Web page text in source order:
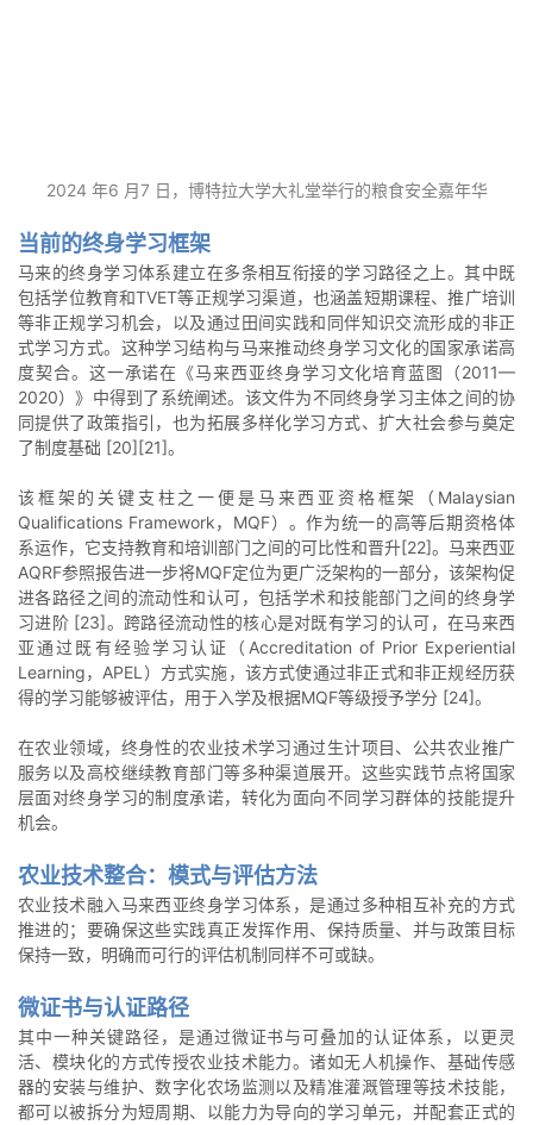
2024 年6 月7 日，博特拉大学大礼堂举行的粮食安全嘉年华
当前的终身学习框架
马来的终身学习体系建立在多条相互衔接的学习路径之上。其中既
包括学位教育和TVET等正规学习渠道，也涵盖短期课程、推广培训
等非正规学习机会，以及通过田间实践和同伴知识交流形成的非正
式学习方式。这种学习结构与马来推动终身学习文化的国家承诺高
度契合。这一承诺在《马来西亚终身学习文化培育蓝图（2011—
2020）》中得到了系统阐述。该文件为不同终身学习主体之间的协
同提供了政策指引，也为拓展多样化学习方式、扩大社会参与奠定
了制度基础 [20][21]。
该框架的关键支柱之一便是马来西亚资格框架（Malaysian
Qualifications Framework，MQF）。作为统一的高等后期资格体
系运作，它支持教育和培训部门之间的可比性和晋升[22]。马来西亚
AQRF参照报告进一步将MQF定位为更广泛架构的一部分，该架构促
进各路径之间的流动性和认可，包括学术和技能部门之间的终身学
习进阶 [23]。跨路径流动性的核心是对既有学习的认可，在马来西
亚通过既有经验学习认证（Accreditation of Prior Experiential
Learning，APEL）方式实施，该方式使通过非正式和非正规经历获
得的学习能够被评估，用于入学及根据MQF等级授予学分 [24]。
在农业领域，终身性的农业技术学习通过生计项目、公共农业推广
服务以及高校继续教育部门等多种渠道展开。这些实践节点将国家
层面对终身学习的制度承诺，转化为面向不同学习群体的技能提升
机会。
农业技术整合：模式与评估方法
农业技术融入马来西亚终身学习体系，是通过多种相互补充的方式
推进的；要确保这些实践真正发挥作用、保持质量、并与政策目标
保持一致，明确而可行的评估机制同样不可或缺。
微证书与认证路径
其中一种关键路径，是通过微证书与可叠加的认证体系，以更灵
活、模块化的方式传授农业技术能力。诸如无人机操作、基础传感
器的安装与维护、数字化农场监测以及精准灌溉管理等技术技能，
都可以被拆分为短周期、以能力为导向的学习单元，并配套正式的